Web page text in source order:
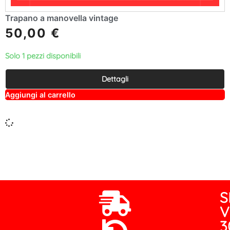
Trapano a manovella vintage
50,00 €
Solo 1 pezzi disponibili
Dettagli
Aggiungi al carrello
lt